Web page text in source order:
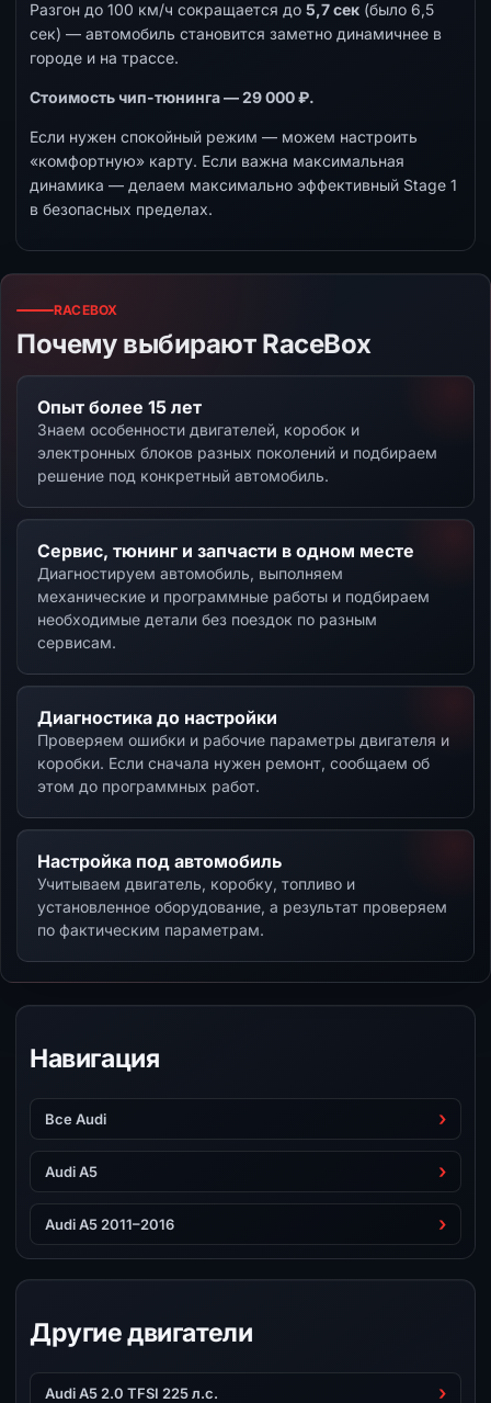
Разгон до 100 км/ч сокращается до 5,7 сек (было 6,5
сек) — автомобиль становится заметно динамичнее в
городе и на трассе.
Стоимость чип-тюнинга — 29 000 ₽.
Если нужен спокойный режим — можем настроить
«комфортную» карту. Если важна максимальная
динамика — делаем максимально эффективный Stage 1
в безопасных пределах.
RACEBOX
Почему выбирают RaceBox
Опыт более 15 лет
Знаем особенности двигателей, коробок и
электронных блоков разных поколений и подбираем
решение под конкретный автомобиль.
Сервис, тюнинг и запчасти в одном месте
Диагностируем автомобиль, выполняем
механические и программные работы и подбираем
необходимые детали без поездок по разным
сервисам.
Диагностика до настройки
Проверяем ошибки и рабочие параметры двигателя и
коробки. Если сначала нужен ремонт, сообщаем об
этом до программных работ.
Настройка под автомобиль
Учитываем двигатель, коробку, топливо и
установленное оборудование, а результат проверяем
по фактическим параметрам.
Навигация
Все Audi
Audi A5
Audi A5 2011–2016
Другие двигатели
Audi A5 2.0 TFSI 225 л.с.